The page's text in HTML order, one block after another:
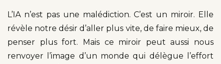
L’IA n’est pas une malédiction. C’est un miroir. Elle
révèle notre désir d’aller plus vite, de faire mieux, de
penser plus fort. Mais ce miroir peut aussi nous
renvoyer l’image d’un monde qui délègue l’effort